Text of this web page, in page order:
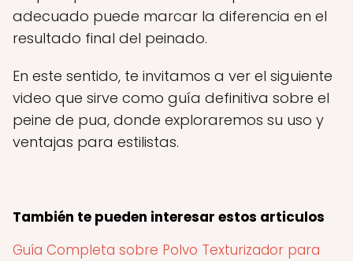
adecuado puede marcar la diferencia en el
resultado final del peinado.
En este sentido, te invitamos a ver el siguiente
video que sirve como guía definitiva sobre el
peine de pua, donde exploraremos su uso y
ventajas para estilistas.
También te pueden interesar estos articulos
Guía Completa sobre Polvo Texturizador para